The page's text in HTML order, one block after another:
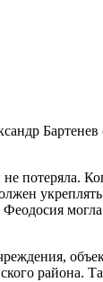
потеряла.
района.